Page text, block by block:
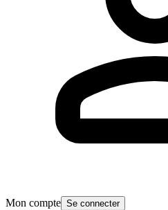
Mon compte Se connecter